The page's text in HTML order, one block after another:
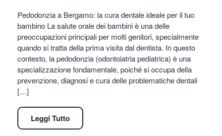
Pedodonzia a Bergamo: la cura dentale ideale per il tuo
bambino La salute orale dei bambini è una delle
preoccupazioni principali per molti genitori, specialmente
quando si tratta della prima visita dal dentista. In questo
contesto, la pedodonzia (odontoiatria pediatrica) è una
specializzazione fondamentale, poiché si occupa della
prevenzione, diagnosi e cura delle problematiche dentali
[…]
Leggi Tutto